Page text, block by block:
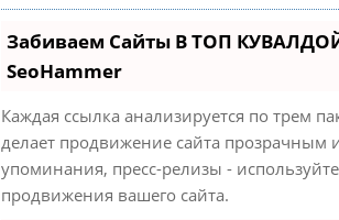
Забиваем Сайты В ТОП
SeoHammer
Каждая ссылка анализируется по трем
делает продвижение сайта прозрачным
упоминания, пресс-релизы -
продвижения вашего сайта.